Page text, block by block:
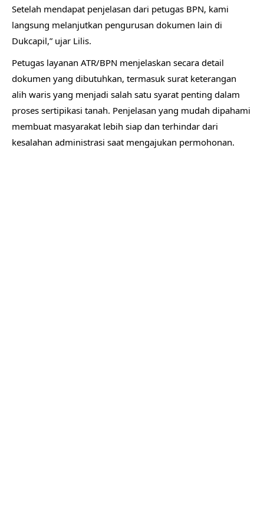
Setelah mendapat penjelasan dari petugas BPN, kami
langsung melanjutkan pengurusan dokumen lain di
Dukcapil,” ujar Lilis.
Petugas layanan ATR/BPN menjelaskan secara detail
dokumen yang dibutuhkan, termasuk surat keterangan
alih waris yang menjadi salah satu syarat penting dalam
proses sertipikasi tanah. Penjelasan yang mudah dipahami
membuat masyarakat lebih siap dan terhindar dari
kesalahan administrasi saat mengajukan permohonan.